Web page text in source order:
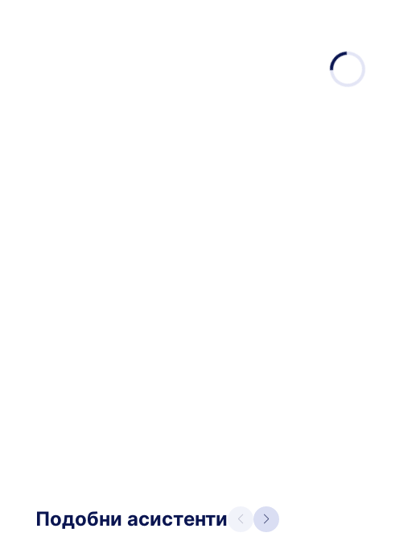
Подобни асистенти